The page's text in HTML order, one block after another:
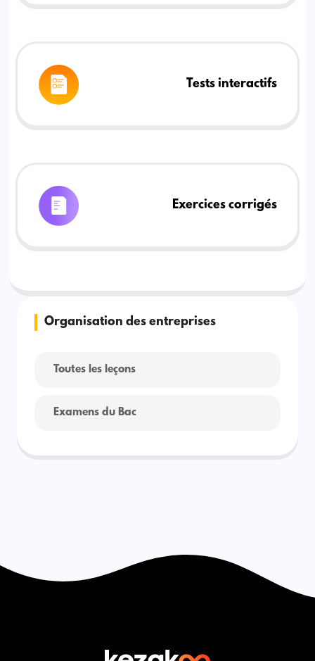
Tests interactifs
Exercices corrigés
Organisation des entreprises
Toutes les leçons
Examens du Bac